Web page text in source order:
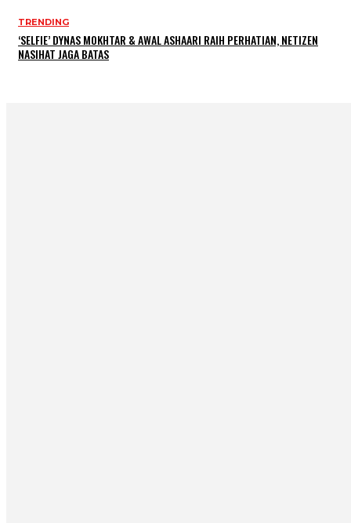
TRENDING
‘SELFIE’ DYNAS MOKHTAR & AWAL ASHAARI RAIH PERHATIAN, NETIZEN
NASIHAT JAGA BATAS